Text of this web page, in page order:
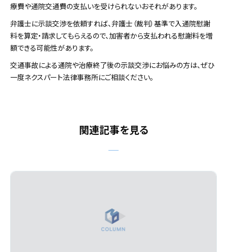
療費や通院交通費の支払いを受けられないおそれがあります。
弁護士に示談交渉を依頼すれば、弁護士（裁判）基準で入通院慰謝
料を算定・請求してもらえるので、加害者から支払われる慰謝料を増
額できる可能性があります。
交通事故による通院や治療終了後の示談交渉にお悩みの方は、ぜひ
一度ネクスパート法律事務所にご相談ください。
関連記事を見る